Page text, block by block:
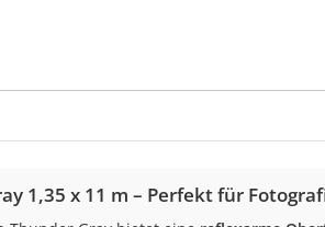
1,35 x 11 m – Perfekt für